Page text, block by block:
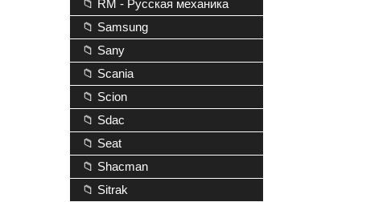
📁 RM - Русская механика
📁 Samsung
📁 Sany
📁 Scania
📁 Scion
📁 Sdac
📁 Seat
📁 Shacman
📁 Sitrak